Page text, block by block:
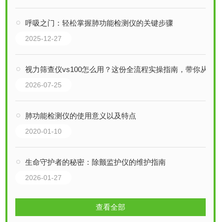
呼吸之门：轻松掌握肺功能检测仪的关键步骤
2025-12-27
视力筛查仪vs100怎么用？这份全流程实操指南，带你从入门到熟练！
2026-07-25
肺功能检测仪的使用意义以及特点
2020-01-10
生命守护者的秘密：除颤监护仪的维护指南
2026-01-27
查看全部